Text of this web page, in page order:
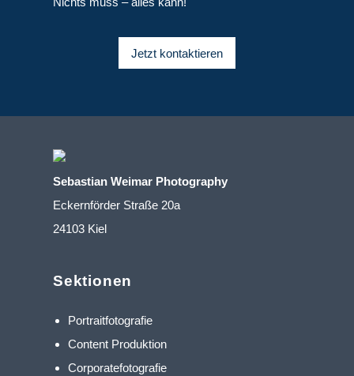
Jetzt kontaktieren
Sebastian Weimar Photography
Eckernförder Straße 20a
24103 Kiel
Sektionen
Portraitfotografie
Content Produktion
Corporatefotografie